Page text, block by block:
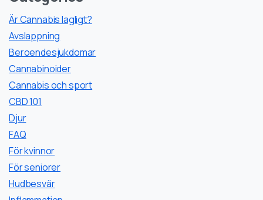
Är Cannabis lagligt?
Avslappning
Beroendesjukdomar
Cannabinoider
Cannabis och sport
CBD 101
Djur
FAQ
För kvinnor
För seniorer
Hudbesvär